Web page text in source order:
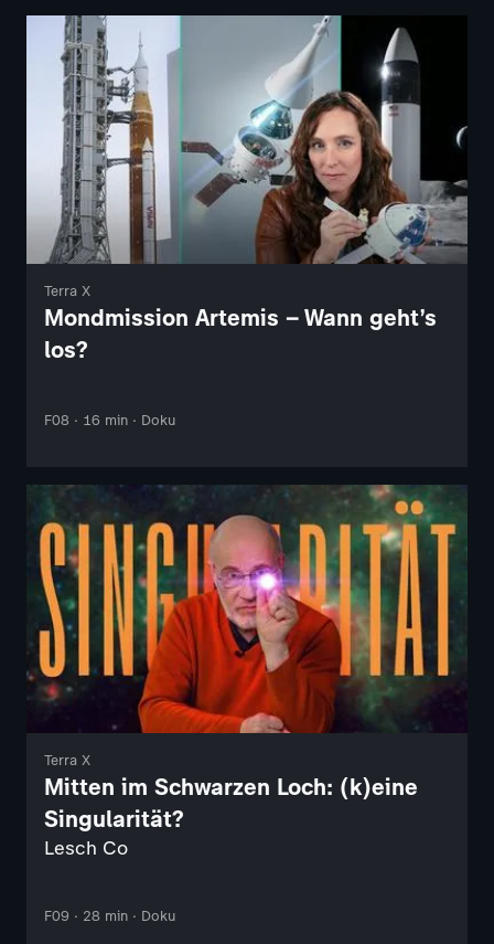
Terra X
Mondmission Artemis – Wann geht’s
los?
F08 · 16 min · Doku
Terra X
Mitten im Schwarzen Loch: (k)eine
Singularität?
Lesch Co
F09 · 28 min · Doku